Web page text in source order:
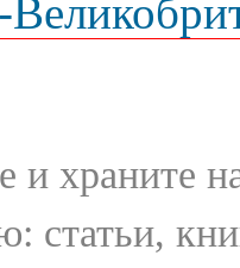
и храните
статьи,